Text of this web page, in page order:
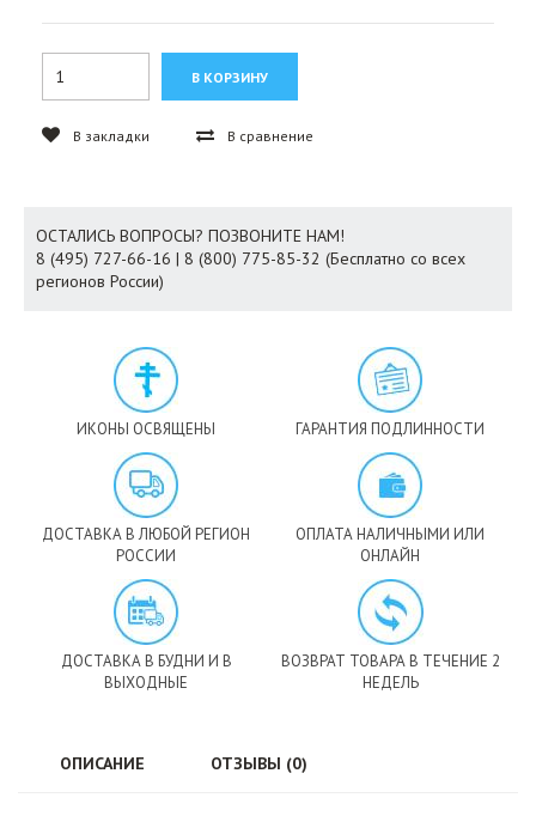
В закладки В сравнение
ОСТАЛИСЬ ВОПРОСЫ? ПОЗВОНИТЕ НАМ!
8 (495) 727-66-16 | 8 (800) 775-85-32 (Бесплатно со всех
регионов России)
ИКОНЫ ОСВЯЩЕНЫ ГАРАНТИЯ ПОДЛИННОСТИ
ДОСТАВКА В ЛЮБОЙ РЕГИОН
РОССИИ
ОПЛАТА НАЛИЧНЫМИ ИЛИ
ОНЛАЙН
ДОСТАВКА В БУДНИ И В
ВЫХОДНЫЕ
ВОЗВРАТ ТОВАРА В ТЕЧЕНИЕ 2
НЕДЕЛЬ
ОПИСАНИЕ ОТЗЫВЫ (0)